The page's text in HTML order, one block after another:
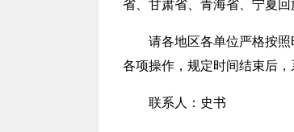
省、甘肃省、青海省、宁夏
请各地区各单位严格按
各项操作，规定时间结束后，
联系 人：史书